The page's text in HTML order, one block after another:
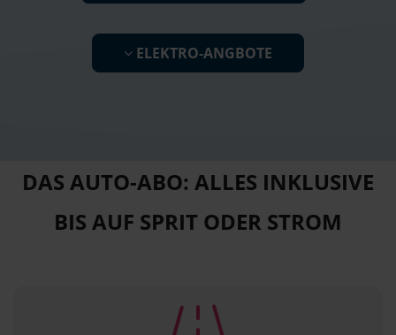
ELEKTRO-ANGBOTE
DAS AUTO-ABO: ALLES INKLUSIVE
BIS AUF SPRIT ODER STROM